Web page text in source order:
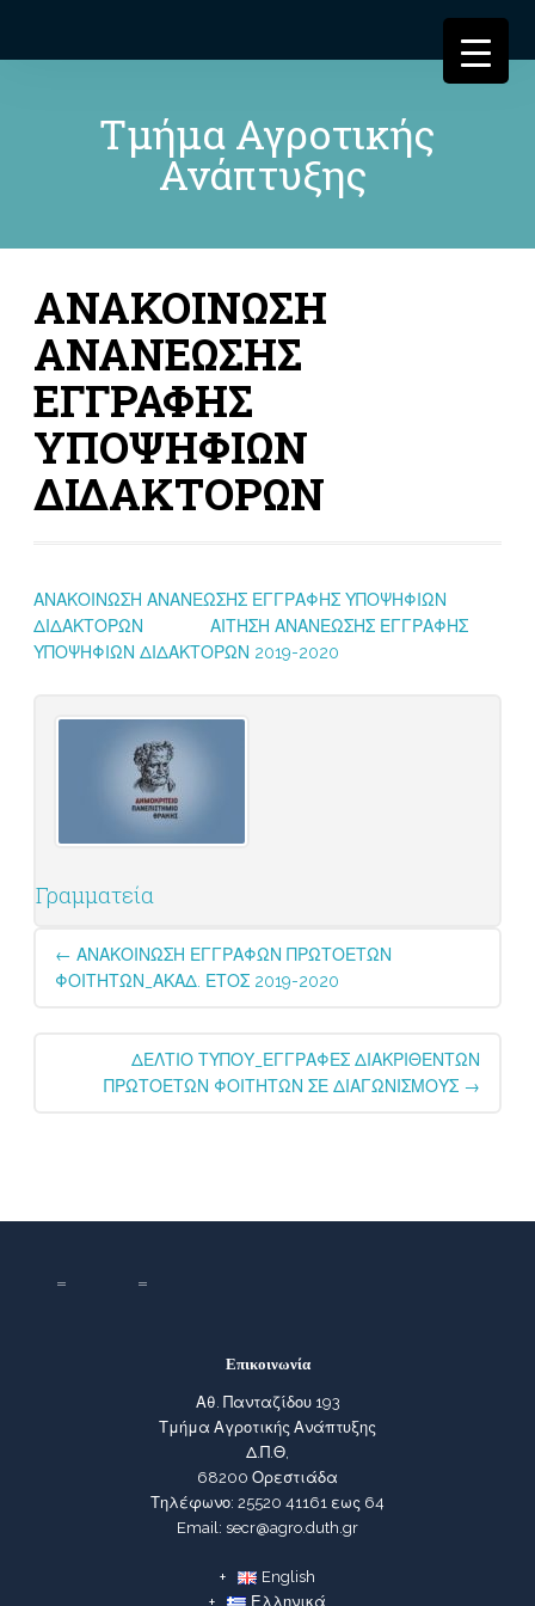
Τμήμα Αγροτικής
Ανάπτυξης
ΑΝΑΚΟΙΝΩΣΗ
ΑΝΑΝΕΩΣΗΣ
ΕΓΓΡΑΦΗΣ
ΥΠΟΨΗΦΙΩΝ
ΔΙΔΑΚΤΟΡΩΝ
ΑΝΑΚΟΙΝΩΣΗ ΑΝΑΝΕΩΣΗΣ ΕΓΓΡΑΦΗΣ ΥΠΟΨΗΦΙΩΝ
ΔΙΔΑΚΤΟΡΩΝ
ΑΙΤΗΣΗ ΑΝΑΝΕΩΣΗΣ ΕΓΓΡΑΦΗΣ
ΥΠΟΨΗΦΙΩΝ ΔΙΔΑΚΤΟΡΩΝ 2019-2020
Γραμματεία
Post
navigation
← ΑΝΑΚΟΙΝΩΣΗ ΕΓΓΡΑΦΩΝ ΠΡΩΤΟΕΤΩΝ
ΦΟΙΤΗΤΩΝ_ΑΚΑΔ. ΕΤΟΣ 2019-2020
ΔΕΛΤΙΟ ΤΥΠΟΥ_ΕΓΓΡΑΦΕΣ ΔΙΑΚΡΙΘΕΝΤΩΝ
ΠΡΩΤΟΕΤΩΝ ΦΟΙΤΗΤΩΝ ΣΕ ΔΙΑΓΩΝΙΣΜΟΥΣ →
Επικοινωνία
Αθ. Πανταζίδου 193
Τμήμα Αγροτικής Ανάπτυξης
Δ.Π.Θ,
68200 Ορεστιάδα
Τηλέφωνο: 25520 41161 εως 64
Email: secr@agro.duth.gr
English
Ελληνικά